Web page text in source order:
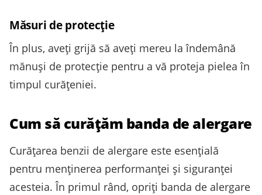
Măsuri de protecție
În plus, aveți grijă să aveți mereu la îndemână
mănuși de protecție pentru a vă proteja pielea în
timpul curățeniei.
Cum să curățăm banda de alergare
Curățarea benzii de alergare este esențială
pentru menținerea performanței și siguranței
acesteia. În primul rând, opriți banda de alergare